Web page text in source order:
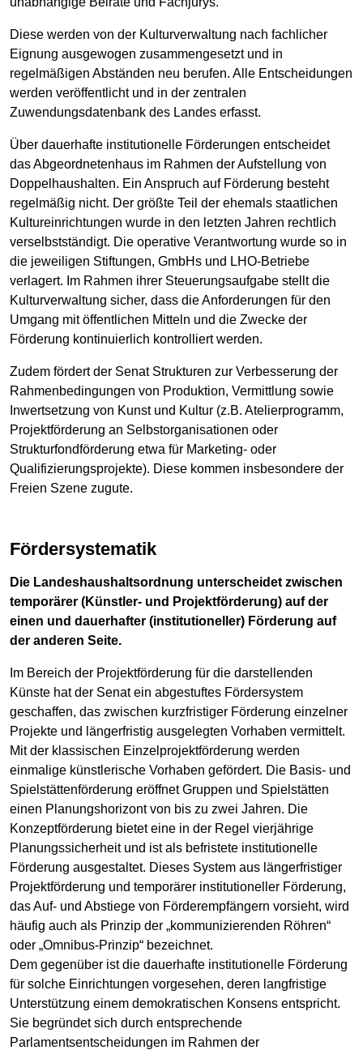
Diese werden von der Kulturverwaltung nach fachlicher
Eignung ausgewogen zusammengesetzt und in
regelmäßigen Abständen neu berufen. Alle Entscheidungen
werden veröffentlicht und in der zentralen
Zuwendungsdatenbank des Landes erfasst.
Über dauerhafte institutionelle Förderungen entscheidet
das Abgeordnetenhaus im Rahmen der Aufstellung von
Doppelhaushalten. Ein Anspruch auf Förderung besteht
regelmäßig nicht. Der größte Teil der ehemals staatlichen
Kultureinrichtungen wurde in den letzten Jahren rechtlich
verselbstständigt. Die operative Verantwortung wurde so in
die jeweiligen Stiftungen, GmbHs und LHO-Betriebe
verlagert. Im Rahmen ihrer Steuerungsaufgabe stellt die
Kulturverwaltung sicher, dass die Anforderungen für den
Umgang mit öffentlichen Mitteln und die Zwecke der
Förderung kontinuierlich kontrolliert werden.
Zudem fördert der Senat Strukturen zur Verbesserung der
Rahmenbedingungen von Produktion, Vermittlung sowie
Inwertsetzung von Kunst und Kultur (z.B. Atelierprogramm,
Projektförderung an Selbstorganisationen oder
Strukturfondförderung etwa für Marketing- oder
Qualifizierungsprojekte). Diese kommen insbesondere der
Freien Szene zugute.
Fördersystematik
Die Landeshaushaltsordnung unterscheidet zwischen
temporärer (Künstler- und Projektförderung) auf der
einen und dauerhafter (institutioneller) Förderung auf
der anderen Seite.
Im Bereich der Projektförderung für die darstellenden
Künste hat der Senat ein abgestuftes Fördersystem
geschaffen, das zwischen kurzfristiger Förderung einzelner
Projekte und längerfristig ausgelegten Vorhaben vermittelt.
Mit der klassischen Einzelprojektförderung werden
einmalige künstlerische Vorhaben gefördert. Die Basis- und
Spielstättenförderung eröffnet Gruppen und Spielstätten
einen Planungshorizont von bis zu zwei Jahren. Die
Konzeptförderung bietet eine in der Regel vierjährige
Planungssicherheit und ist als befristete institutionelle
Förderung ausgestaltet. Dieses System aus längerfristiger
Projektförderung und temporärer institutioneller Förderung,
das Auf- und Abstiege von Förderempfängern vorsieht, wird
häufig auch als Prinzip der „kommunizierenden Röhren“
oder „Omnibus-Prinzip“ bezeichnet.
Dem gegenüber ist die dauerhafte institutionelle Förderung
für solche Einrichtungen vorgesehen, deren langfristige
Unterstützung einem demokratischen Konsens entspricht.
Sie begründet sich durch entsprechende
Parlamentsentscheidungen im Rahmen der